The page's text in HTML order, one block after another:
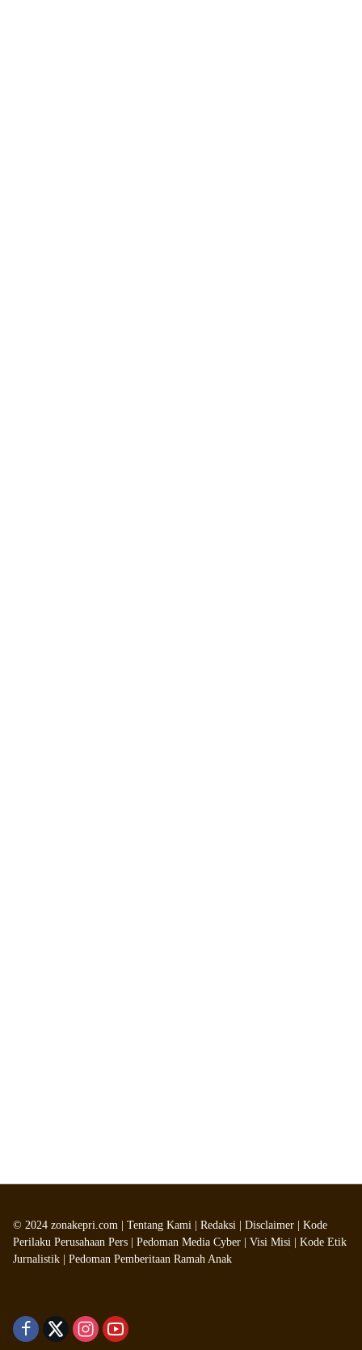
© 2024 zonakepri.com | Tentang Kami Redaksi Disclaimer
Kode
Perilaku Perusahaan Pers
Pedoman Media Cyber Visi Misi
Kode Etik
Jurnalistik
Pedoman Pemberitaan Ramah Anak